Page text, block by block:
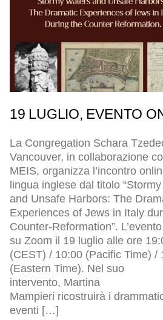
19 LUGLIO, EVENTO
La Congregation Schara
Vancouver, in collaborazione
MEIS, organizza l’incontro
lingua inglese dal titolo
and Unsafe Harbors: The
Experiences of Jews in Italy
Counter-Reformation”.
su Zoom il 19 luglio alle ore
(CEST) / 10:00 (Pacific Time) /
(Eastern Time). Nel suo
intervento, Martina
Mampieri ricostruirà i
eventi […]